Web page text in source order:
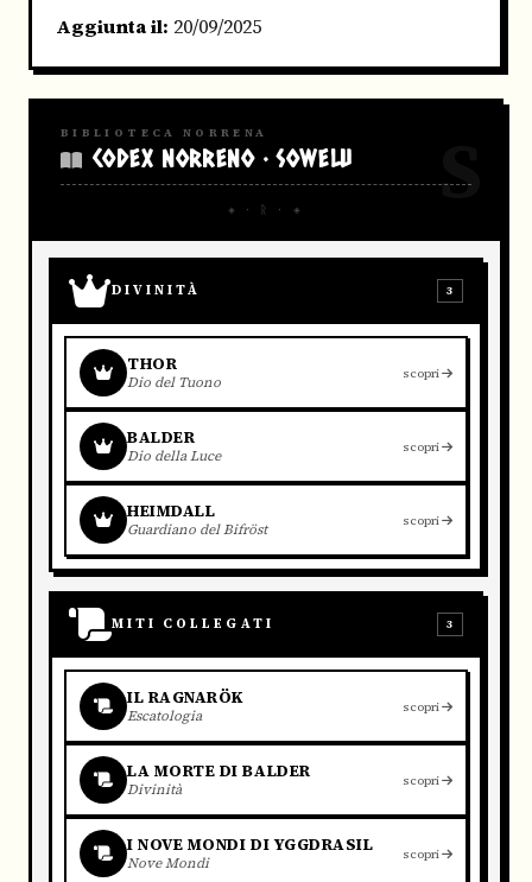
Aggiunta il: 20/09/2025
S
BIBLIOTECA NORRENA
CODEX NORRENO · SOWELU
◈ · ᚱ · ◈
DIVINITÀ 3
THOR
Dio del Tuono scopri
BALDER
Dio della Luce scopri
HEIMDALL
Guardiano del Bifröst scopri
MITI COLLEGATI 3
IL RAGNARÖK
Escatologia scopri
LA MORTE DI BALDER
Divinità scopri
I NOVE MONDI DI YGGDRASIL
Nove Mondi scopri